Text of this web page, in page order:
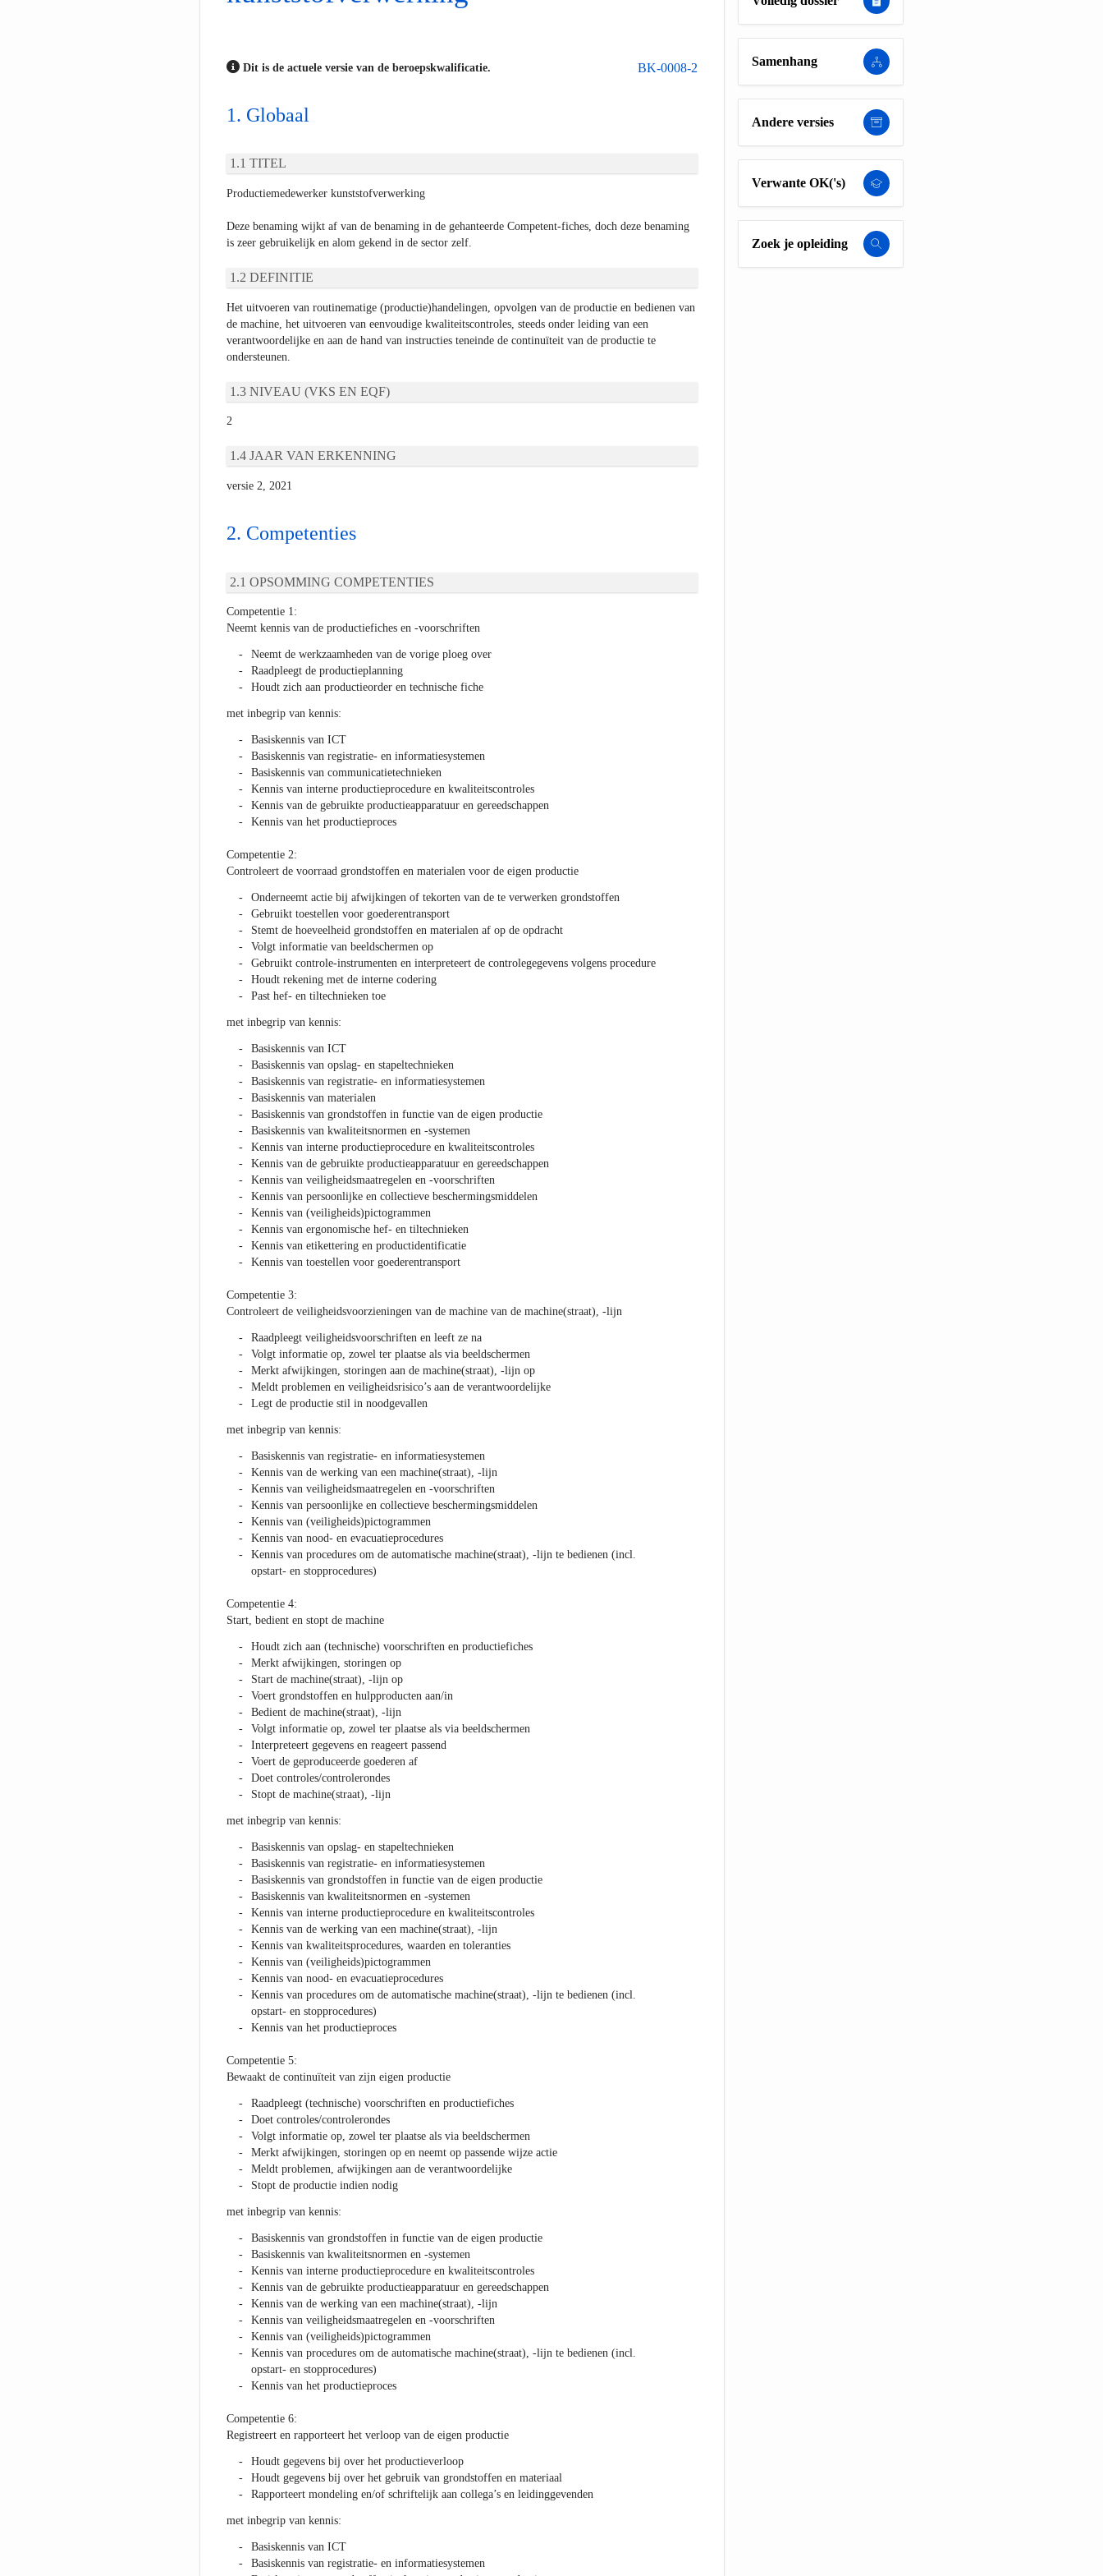
BK-0008-2
Dit is de actuele versie van de beroepskwalificatie.
Globaal
TITEL
Productiemedewerker kunststofverwerking
Deze benaming wijkt af van de benaming in de gehanteerde Competent-fiches, doch deze benaming
is zeer gebruikelijk en alom gekend in de sector zelf.
DEFINITIE
Het uitvoeren van routinematige (productie)handelingen, opvolgen van de productie en bedienen van
de machine, het uitvoeren van eenvoudige kwaliteitscontroles, steeds onder leiding van een
verantwoordelijke en aan de hand van instructies teneinde de continuïteit van de productie te
ondersteunen.
NIVEAU (VKS EN EQF)
2
JAAR VAN ERKENNING
versie 2, 2021
Competenties
OPSOMMING COMPETENTIES
Competentie 1:
Neemt kennis van de productiefiches en -voorschriften
Neemt de werkzaamheden van de vorige ploeg over
Raadpleegt de productieplanning
Houdt zich aan productieorder en technische fiche
met inbegrip van kennis:
Basiskennis van ICT
Basiskennis van registratie- en informatiesystemen
Basiskennis van communicatietechnieken
Kennis van interne productieprocedure en kwaliteitscontroles
Kennis van de gebruikte productieapparatuur en gereedschappen
Kennis van het productieproces
Competentie 2:
Controleert de voorraad grondstoffen en materialen voor de eigen productie
Onderneemt actie bij afwijkingen of tekorten van de te verwerken grondstoffen
Gebruikt toestellen voor goederentransport
Stemt de hoeveelheid grondstoffen en materialen af op de opdracht
Volgt informatie van beeldschermen op
Gebruikt controle-instrumenten en interpreteert de controlegegevens volgens procedure
Houdt rekening met de interne codering
Past hef- en tiltechnieken toe
met inbegrip van kennis:
Basiskennis van ICT
Basiskennis van opslag- en stapeltechnieken
Basiskennis van registratie- en informatiesystemen
Basiskennis van materialen
Basiskennis van grondstoffen in functie van de eigen productie
Basiskennis van kwaliteitsnormen en -systemen
Kennis van interne productieprocedure en kwaliteitscontroles
Kennis van de gebruikte productieapparatuur en gereedschappen
Kennis van veiligheidsmaatregelen en -voorschriften
Kennis van persoonlijke en collectieve beschermingsmiddelen
Kennis van (veiligheids)pictogrammen
Kennis van ergonomische hef- en tiltechnieken
Kennis van etikettering en productidentificatie
Kennis van toestellen voor goederentransport
Competentie 3:
Controleert de veiligheidsvoorzieningen van de machine van de machine(straat), -lijn
Raadpleegt veiligheidsvoorschriften en leeft ze na
Volgt informatie op, zowel ter plaatse als via beeldschermen
Merkt afwijkingen, storingen aan de machine(straat), -lijn op
Meldt problemen en veiligheidsrisico’s aan de verantwoordelijke
Legt de productie stil in noodgevallen
met inbegrip van kennis:
Basiskennis van registratie- en informatiesystemen
Kennis van de werking van een machine(straat), -lijn
Kennis van veiligheidsmaatregelen en -voorschriften
Kennis van persoonlijke en collectieve beschermingsmiddelen
Kennis van (veiligheids)pictogrammen
Kennis van nood- en evacuatieprocedures
Kennis van procedures om de automatische machine(straat), -lijn te bedienen (incl.
opstart- en stopprocedures)
Competentie 4:
Start, bedient en stopt de machine
Houdt zich aan (technische) voorschriften en productiefiches
Merkt afwijkingen, storingen op
Start de machine(straat), -lijn op
Voert grondstoffen en hulpproducten aan/in
Bedient de machine(straat), -lijn
Volgt informatie op, zowel ter plaatse als via beeldschermen
Interpreteert gegevens en reageert passend
Voert de geproduceerde goederen af
Doet controles/controlerondes
Stopt de machine(straat), -lijn
met inbegrip van kennis:
Basiskennis van opslag- en stapeltechnieken
Basiskennis van registratie- en informatiesystemen
Basiskennis van grondstoffen in functie van de eigen productie
Basiskennis van kwaliteitsnormen en -systemen
Kennis van interne productieprocedure en kwaliteitscontroles
Kennis van de werking van een machine(straat), -lijn
Kennis van kwaliteitsprocedures, waarden en toleranties
Kennis van (veiligheids)pictogrammen
Kennis van nood- en evacuatieprocedures
Kennis van procedures om de automatische machine(straat), -lijn te bedienen (incl.
opstart- en stopprocedures)
Kennis van het productieproces
Competentie 5:
Bewaakt de continuïteit van zijn eigen productie
Raadpleegt (technische) voorschriften en productiefiches
Doet controles/controlerondes
Volgt informatie op, zowel ter plaatse als via beeldschermen
Merkt afwijkingen, storingen op en neemt op passende wijze actie
Meldt problemen, afwijkingen aan de verantwoordelijke
Stopt de productie indien nodig
met inbegrip van kennis:
Basiskennis van grondstoffen in functie van de eigen productie
Basiskennis van kwaliteitsnormen en -systemen
Kennis van interne productieprocedure en kwaliteitscontroles
Kennis van de gebruikte productieapparatuur en gereedschappen
Kennis van de werking van een machine(straat), -lijn
Kennis van veiligheidsmaatregelen en -voorschriften
Kennis van (veiligheids)pictogrammen
Kennis van procedures om de automatische machine(straat), -lijn te bedienen (incl.
opstart- en stopprocedures)
Kennis van het productieproces
Competentie 6:
Registreert en rapporteert het verloop van de eigen productie
Houdt gegevens bij over het productieverloop
Houdt gegevens bij over het gebruik van grondstoffen en materiaal
Rapporteert mondeling en/of schriftelijk aan collega’s en leidinggevenden
met inbegrip van kennis:
Basiskennis van ICT
Basiskennis van registratie- en informatiesystemen
Samenhang
Andere versies
Verwante OK('s)
Zoek je opleiding